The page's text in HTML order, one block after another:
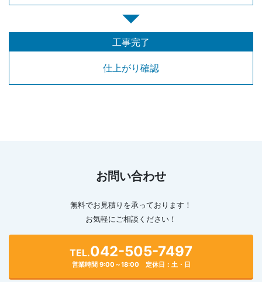
工事完了
仕上がり確認
お問い合わせ
無料でお見積りを承っております！
お気軽にご相談ください！
TEL.042-505-7497
営業時間 9:00～18:00 定休日：土・日